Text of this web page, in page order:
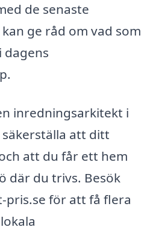
de senaste
ge råd om vad som
dagens
inredningsarkitekt i
att ditt
att du får ett hem
där du trivs. Besök
för att få flera